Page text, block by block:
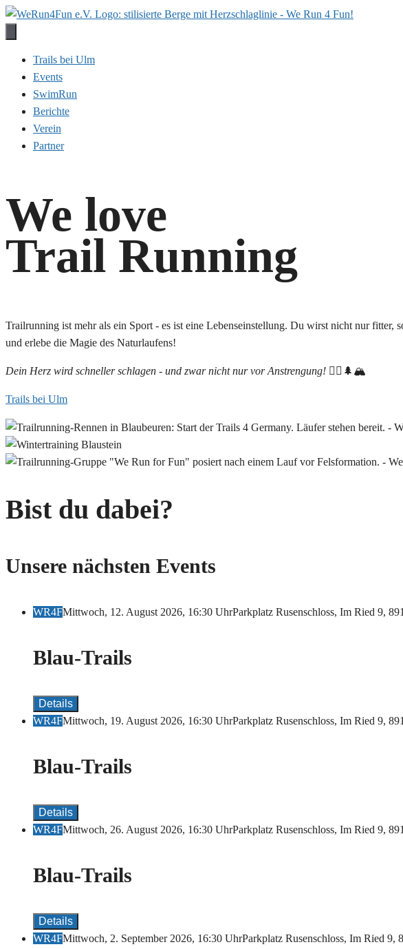
Zum
Trails bei Ulm
Events
SwimRun
Berichte
Verein
Partner
We love
Trail Running
Trailrunning ist mehr als ein Sport - es ist eine Lebenseinstellung. Du wirst nicht nur fitter,
und erlebe die Magie des Naturlaufens!
Dein Herz wird schneller schlagen - und zwar nicht nur vor Anstrengung! 🏃‍♀️🌲🏔️
Trails bei Ulm
Bist du dabei?
Unsere nächsten Events
WR4FMittwoch, 12. August 2026, 16:30 UhrParkplatz Rusenschloss, Im Ried 9,
Blau-Trails
Details
WR4FMittwoch, 19. August 2026, 16:30 UhrParkplatz Rusenschloss, Im Ried 9,
Blau-Trails
Details
WR4FMittwoch, 26. August 2026, 16:30 UhrParkplatz Rusenschloss, Im Ried 9,
Blau-Trails
Details
WR4FMittwoch, 2. September 2026, 16:30 UhrParkplatz Rusenschloss, Im Ried 9,